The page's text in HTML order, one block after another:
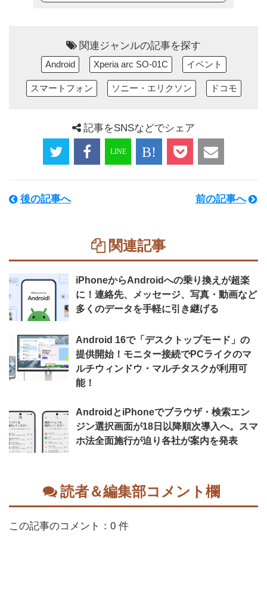
関連ジャンルの記事を探す
Android Xperia arc SO-01C イベント
スマートフォン ソニー・エリクソン ドコモ
記事をSNSなどでシェア
後の記事へ 前の記事へ
関連記事
iPhoneからAndroidへの乗り換えが超楽
に！連絡先、メッセージ、写真・動画など
多くのデータを手軽に引き継げる
Android 16で「デスクトップモード」の
提供開始！モニター接続でPCライクのマ
ルチウィンドウ・マルチタスクが利用可
能！
AndroidとiPhoneでブラウザ・検索エン
ジン選択画面が18日以降順次導入へ。スマ
ホ法全面施行が迫り各社が案内を発表
読者＆編集部コメント欄
この記事のコメント：0 件